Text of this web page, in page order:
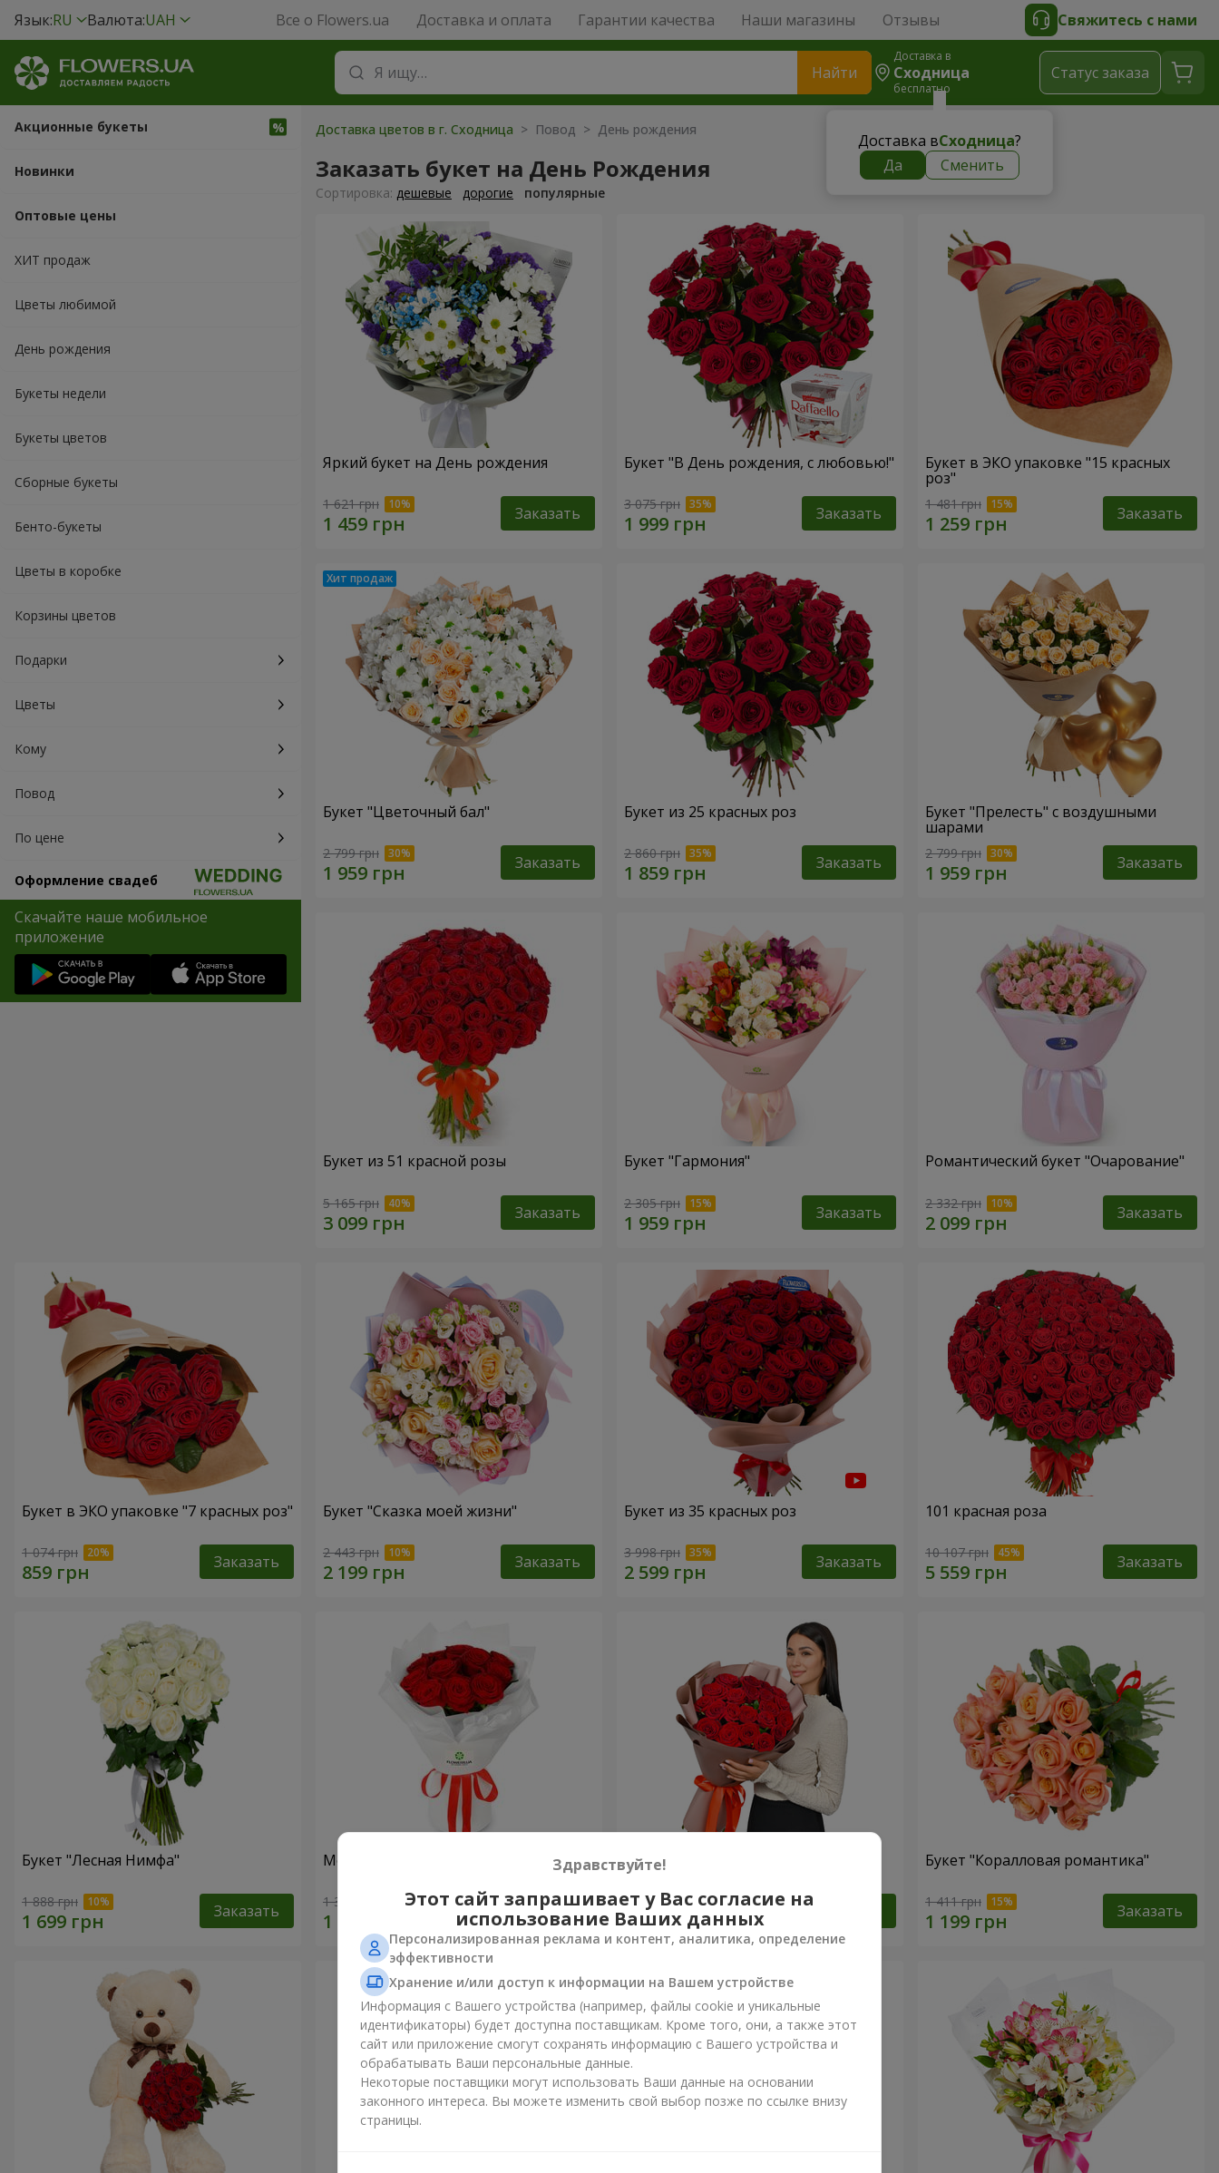
Язык:RU Валюта:UAH Все о Flowers.ua Доставка и оплата Гарантии качества Наши магазины Отзывы Свяжитесь с нами
Найти
Доставка в
Сходница
бесплатно
Доставка вСходница?
Да
Сменить
Cтатус заказа
Акционные букеты
Новинки
Оптовые цены
ХИТ продаж
Цветы любимой
День рождения
Букеты недели
Букеты цветов
Сборные букеты
Бенто-букеты
Цветы в коробке
Корзины цветов
Подарки
Цветы
Кому
Повод
По цене
Оформление свадеб
Скачайте наше мобильное
приложение
Доставка цветов в г. Сходница > Повод > День рождения
Заказать букет на День Рождения
Cортировка: дешевые дорогие популярные
Яркий букет на День рождения
1 621 грн Заказать
Букет "В День рождения, с любовью!"
3 075 грн Заказать
Букет в ЭКО упаковке "15 красных
роз"
1 481 грн Заказать
Букет "Цветочный бал"
2 799 грн Заказать
Букет из 25 красных роз
2 860 грн Заказать
Букет "Прелесть" с воздушными
шарами
2 799 грн Заказать
Букет из 51 красной розы
5 165 грн Заказать
Букет "Гармония"
2 305 грн Заказать
Романтический букет "Очарование"
2 332 грн Заказать
Букет в ЭКО упаковке "7 красных роз"
1 074 грн Заказать
Букет "Сказка моей жизни"
2 443 грн Заказать
Букет из 35 красных роз
3 998 грн Заказать
101 красная роза
10 107 грн Заказать
Букет "Лесная Нимфа"
1 888 грн Заказать
Монобукет из 11 красных роз
1 374 грн Заказать
Букет в упаковке "21 красная роза!"
2 249 грн
Букет "Коралловая романтика"
1 411 грн Заказать
Здравствуйте!
Этот сайт запрашивает у Вас согласие на
использование Ваших данных
Персонализированная реклама и контент, аналитика, определение
эффективности
Хранение и/или доступ к информации на Вашем устройстве
Информация с Вашего устройства (например, файлы cookie и уникальные
идентификаторы) будет доступна поставщикам. Кроме того, они, а также этот
сайт или приложение смогут сохранять информацию с Вашего устройства и
обрабатывать Ваши персональные данные.
Некоторые поставщики могут использовать Ваши данные на основании
законного интереса. Вы можете изменить свой выбор позже по ссылке внизу
страницы.